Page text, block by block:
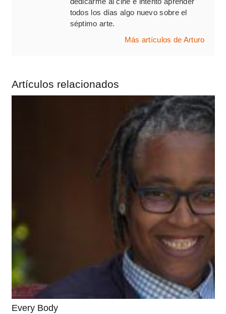
todos los días algo nuevo sobre el
séptimo arte.
Más artículos de Arturo
Artículos relacionados
Every Body